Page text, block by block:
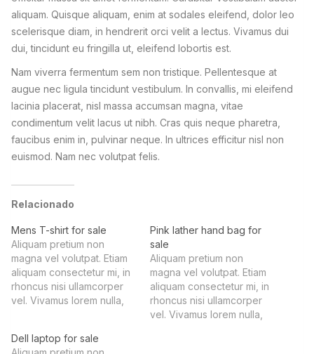
aliquam. Quisque aliquam, enim at sodales eleifend, dolor leo
scelerisque diam, in hendrerit orci velit a lectus. Vivamus dui
dui, tincidunt eu fringilla ut, eleifend lobortis est.
Nam viverra fermentum sem non tristique. Pellentesque at
augue nec ligula tincidunt vestibulum. In convallis, mi eleifend
lacinia placerat, nisl massa accumsan magna, vitae
condimentum velit lacus ut nibh. Cras quis neque pharetra,
faucibus enim in, pulvinar neque. In ultrices efficitur nisl non
euismod. Nam nec volutpat felis.
Relacionado
Mens T-shirt for sale
Aliquam pretium non
magna vel volutpat. Etiam
aliquam consectetur mi, in
rhoncus nisi ullamcorper
vel. Vivamus lorem nulla,
Pellentesque vel ex non
Pink lather hand bag for
sale
Aliquam pretium non
magna vel volutpat. Etiam
aliquam consectetur mi, in
rhoncus nisi ullamcorper
vel. Vivamus lorem nulla,
Dell laptop for sale